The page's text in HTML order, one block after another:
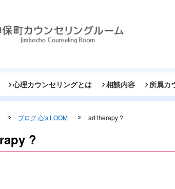
心理カウンセリングとは 相談内容 所属カ
ブログ 心's LOOM art therapy ?
?